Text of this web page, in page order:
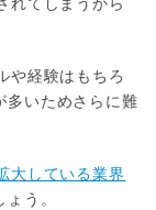
れてしまうから
や経験はもちろ
多いためさらに難
大している業界
う。